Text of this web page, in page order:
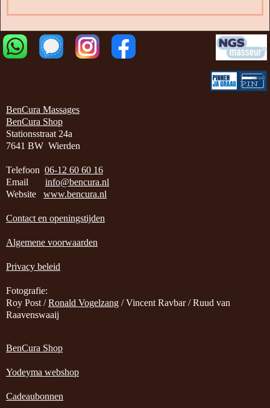
BenCura Massages
BenCura Shop
Stationsstraat 24a
7641 BW Wierden
Telefoon 06-12 60 60 16
Email info@bencura.nl
Website www.bencura.nl
Contact en openingstijden
Algemene voorwaarden
Privacy beleid
Fotografie:
Roy Post /Ronald Vogelzang / Vincent Ravbar / Ruud van
Raavenswaaij
BenCura Shop
Yodeyma webshop
Cadeaubonnen